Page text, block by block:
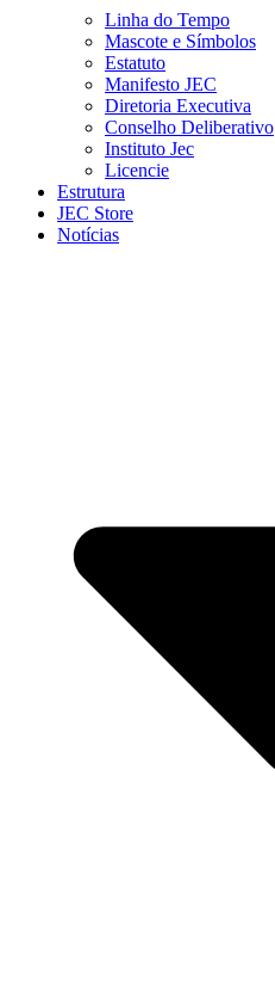
Linha do Tempo
Mascote e Símbolos
Estatuto
Manifesto JEC
Diretoria Executiva
Conselho Deliberativo
Instituto Jec
Licencie
Estrutura
JEC Store
Notícias